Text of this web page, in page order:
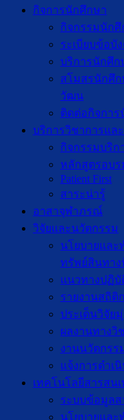
กิจการนักศึกษา
กิจกรรมนักศึ
ระเบียบข้อบั
บริการนักศึก
สโมสรนักศึก
วัฒน
ติดต่อกิจการ
บริการวิชาการแล
กิจกรรมบริก
หลักสูตรอบร
Patient First
สาระน่ารู้
อาสาจุฬาภรณ์
วิจัยและนวัตกรรม
นโยบายและ
ทรัพย์สินทา
แนวทางปฏิบั
รายงานสถิติ
ประเด็นวิจัย
ผลงานทางวิ
งานนวัตกรร
แจ้งการดำเ
เทคโนโลยีสารสน
ระบบข้อมูล
นโยบายและ